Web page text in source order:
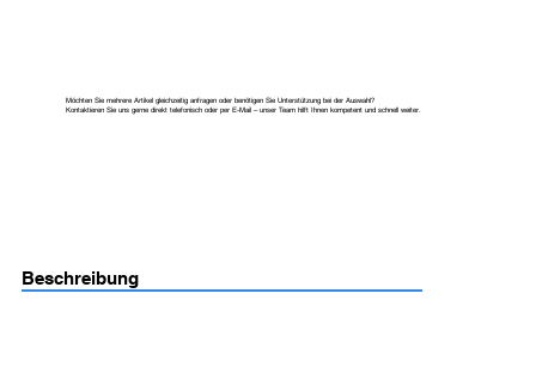
Möchten Sie mehrere Artikel gleichzeitig anfragen oder benötigen Sie Unterstützung bei der Auswahl?
Kontaktieren Sie uns gerne direkt telefonisch oder per E-Mail – unser Team hilft Ihnen kompetent und schnell weiter.
Beschreibung